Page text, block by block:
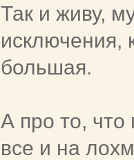
Так и живу,
исключения,
большая.
А про то,
все и на